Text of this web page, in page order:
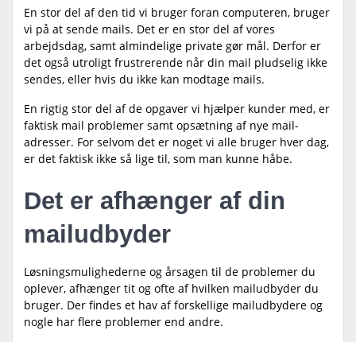
En stor del af den tid vi bruger foran computeren, bruger
vi på at sende mails. Det er en stor del af vores
arbejdsdag, samt almindelige private gør mål. Derfor er
det også utroligt frustrerende når din mail pludselig ikke
sendes, eller hvis du ikke kan modtage mails.
En rigtig stor del af de opgaver vi hjælper kunder med, er
faktisk mail problemer samt opsætning af nye mail-
adresser. For selvom det er noget vi alle bruger hver dag,
er det faktisk ikke så lige til, som man kunne håbe.
Det er afhænger af din
mailudbyder
Løsningsmulighederne og årsagen til de problemer du
oplever, afhænger tit og ofte af hvilken mailudbyder du
bruger. Der findes et hav af forskellige mailudbydere og
nogle har flere problemer end andre.